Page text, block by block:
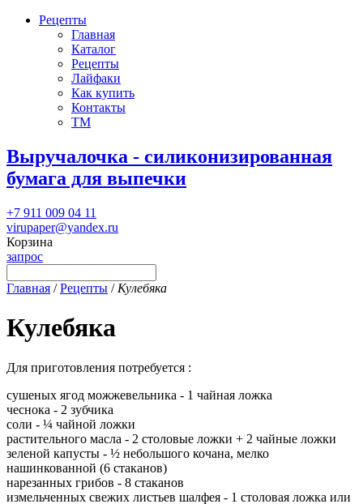
Рецепты
Главная
Каталог
Рецепты
Лайфаки
Как купить
Контакты
ТМ
Выручалочка - силиконизированная
бумага для выпечки
+7 911 009 04 11
virupaper@yandex.ru
Корзина
запрос
Главная /Рецепты / Кулебяка
Кулебяка
Для приготовления потребуется :
сушеных ягод можжевельника - 1 чайная ложка
чеснока - 2 зубчика
соли - ¼ чайной ложки
растительного масла - 2 столовые ложки + 2 чайные ложки
зеленой капусты - ½ небольшого кочана, мелко
нашинкованной (6 стаканов)
нарезанных грибов - 8 стаканов
измельченных свежих листьев шалфея - 1 столовая ложка или